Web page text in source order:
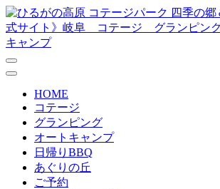
コンテンツへスキップ
メ
イ
ン
HOME
コテージ
グランピング
オートキャンプ
日帰りBBQ
あぐりの丘
ご予約